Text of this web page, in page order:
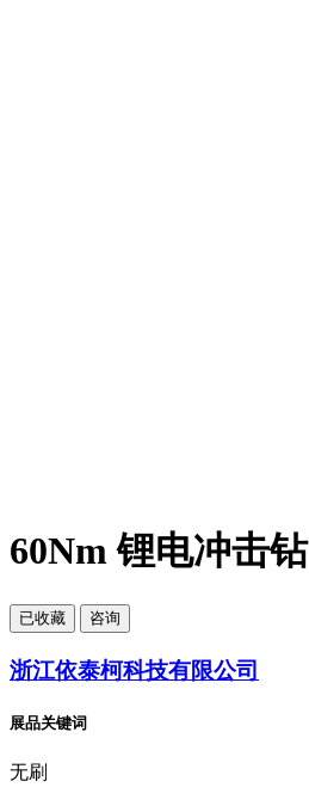
60Nm 锂电冲击钻
已收藏 咨询
浙江依泰柯科技有限公司
展品关键词
无刷